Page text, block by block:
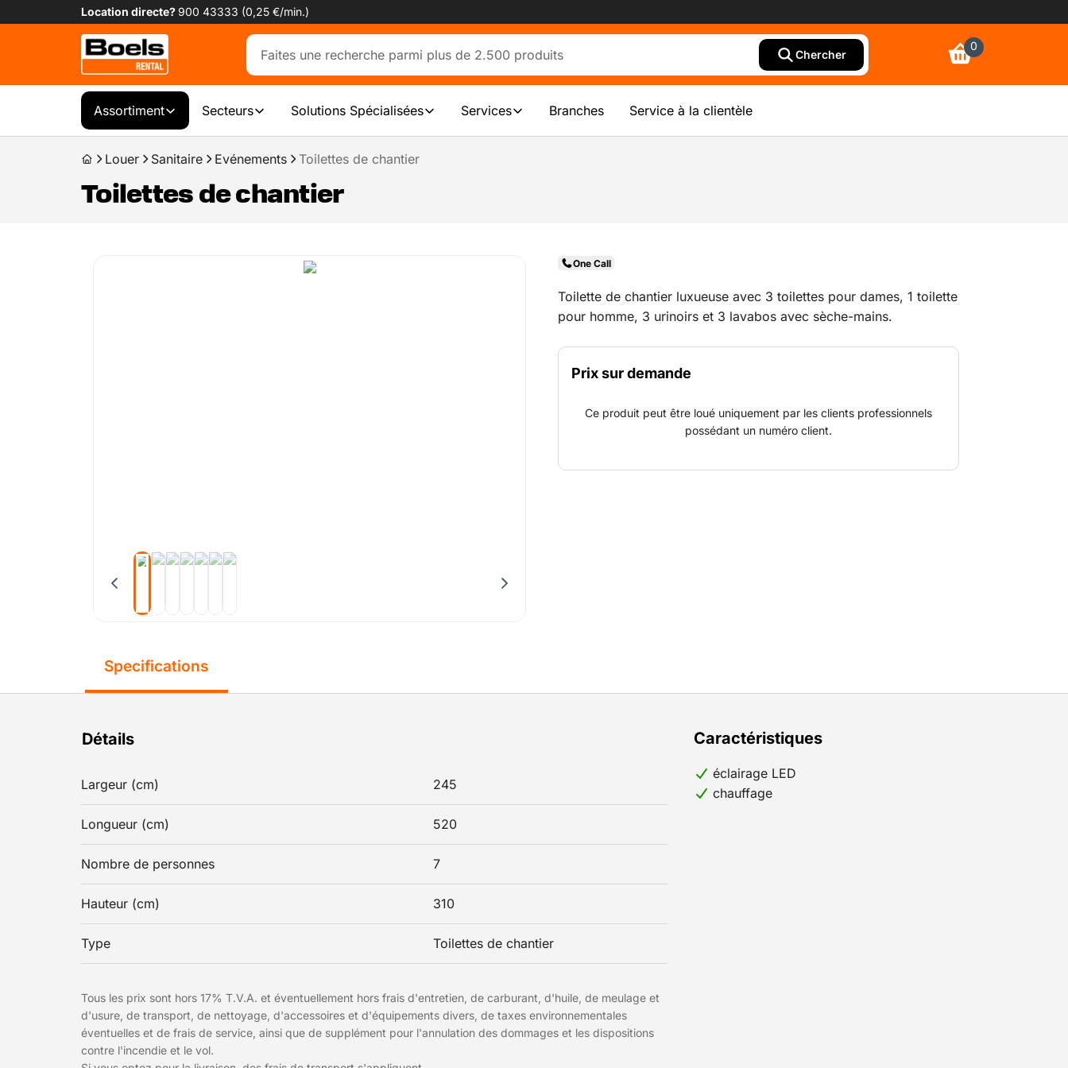
Location directe?900 43333 (0,25 €/min.)
Chercher
0
Assortiment Secteurs Solutions Spécialisées Services Branches Service à la clientèle
Louer Sanitaire Evénements Toilettes de chantier
Toilettes de chantier
One Call
Toilette de chantier luxueuse avec 3 toilettes pour dames, 1 toilette
pour homme, 3 urinoirs et 3 lavabos avec sèche-mains.
Prix sur demande
Ce produit peut être loué uniquement par les clients professionnels
possédant un numéro client.
Specifications
Détails
Largeur (cm) 245
Longueur (cm) 520
Nombre de personnes 7
Hauteur (cm) 310
Type Toilettes de chantier
Caractéristiques
éclairage LED
chauffage
Tous les prix sont hors 17% T.V.A. et éventuellement hors frais d'entretien, de carburant, d'huile, de meulage et
d'usure, de transport, de nettoyage, d'accessoires et d'équipements divers, de taxes environnementales
éventuelles et de frais de service, ainsi que de supplément pour l'annulation des dommages et les dispositions
contre l'incendie et le vol.